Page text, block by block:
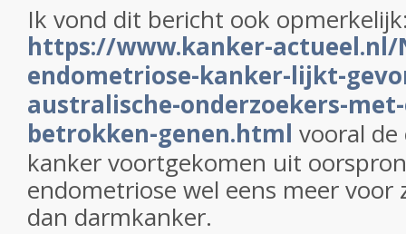
Ik vond dit bericht ook
https://www.kanker-actueel.nl/
endometriose-kanker-lijkt-
australische-onderzoekers-
betrokken-genen.html vooral
kanker voortgekomen uit
endometriose wel eens meer
dan darmkanker.